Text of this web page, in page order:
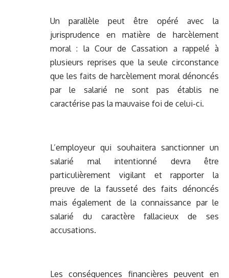
Un parallèle peut être opéré avec la
jurisprudence en matière de harcèlement
moral : la Cour de Cassation a rappelé à
plusieurs reprises que la seule circonstance
que les faits de harcèlement moral dénoncés
par le salarié ne sont pas établis ne
caractérise pas la mauvaise foi de celui-ci.
L’employeur qui souhaitera sanctionner un
salarié mal intentionné devra être
particulièrement vigilant et rapporter la
preuve de la fausseté des faits dénoncés
mais également de la connaissance par le
salarié du caractère fallacieux de ses
accusations.
Les conséquences financières peuvent en